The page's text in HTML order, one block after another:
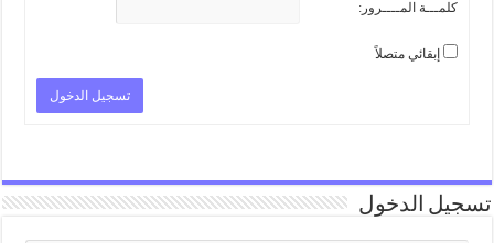
كلمـــة المــــرور:
إبقائي متصلاً
تسجيل الدخول
تسجيل الدخول